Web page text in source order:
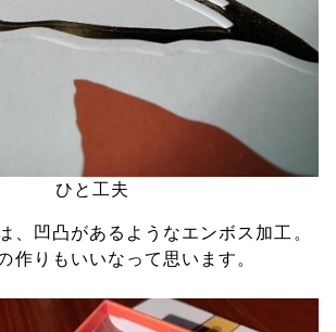
ひと工夫
、凹凸があるようなエンボス加工。
作りもいいなって思います。